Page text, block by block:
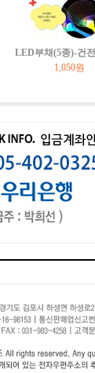
LED부채(5종)-건
1,050원